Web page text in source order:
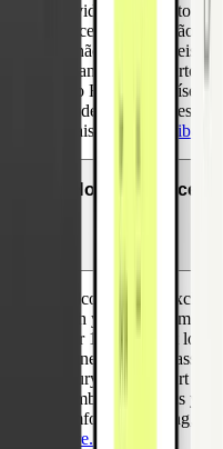
Devido ao aumento
em certos países são
ou não são possíveis
pagamentos de perto
Alto Risco são países
fraudes com cartões
gerais da Visa.
Saiba
How can I
Welcome to the
With your Premium
over 1,000 airport
airline or travel class,
luxury of an airport
membership grants
comfortable seating,
more.